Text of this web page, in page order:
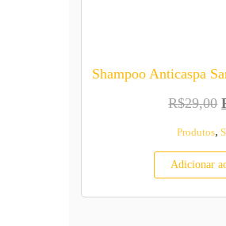
Shampoo Anticaspa
R$29,00
Produtos,
Adicionar